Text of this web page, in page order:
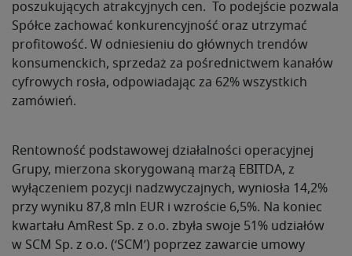
poszukujących atrakcyjnych cen. To podejście pozwala
Spółce zachować konkurencyjność oraz utrzymać
profitowość. W odniesieniu do głównych trendów
konsumenckich, sprzedaż za pośrednictwem kanałów
cyfrowych rosła, odpowiadając za 62% wszystkich
zamówień.
Rentowność podstawowej działalności operacyjnej
Grupy, mierzona skorygowaną marżą EBITDA, z
wyłączeniem pozycji nadzwyczajnych, wyniosła 14,2%
przy wyniku 87,8 mln EUR i wzroście 6,5%. Na koniec
kwartału AmRest Sp. z o.o. zbyła swoje 51% udziałów
w SCM Sp. z o.o. (‘SCM’) poprzez zawarcie umowy